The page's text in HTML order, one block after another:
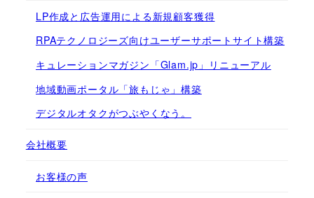
LP作成と広告運用による新規顧客獲得
RPAテクノロジーズ向けユーザーサポートサイト構築
キュレーションマガジン「Glam.jp」リニューアル
地域動画ポータル「旅もじゃ」構築
デジタルオタクがつぶやくなう。
会社概要
お客様の声